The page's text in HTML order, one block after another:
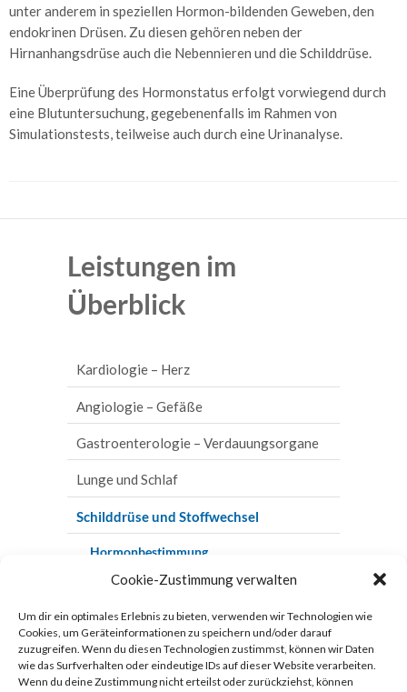
Cookie-Zustimmung verwalten
Um dir ein optimales Erlebnis zu bieten, verwenden wir Technologien wie
Cookies, um Geräteinformationen zu speichern und/oder darauf
zuzugreifen. Wenn du diesen Technologien zustimmst, können wir Daten
wie das Surfverhalten oder eindeutige IDs auf dieser Website verarbeiten.
Wenn du deine Zustimmung nicht erteilst oder zurückziehst, können
unter anderem in speziellen Hormon-bildenden Geweben, den
endokrinen Drüsen. Zu diesen gehören neben der
Hirnanhangsdrüse auch die Nebennieren und die Schilddrüse.
Eine Überprüfung des Hormonstatus erfolgt vorwiegend durch
eine Blutuntersuchung, gegebenenfalls im Rahmen von
Simulationstests, teilweise auch durch eine Urinanalyse.
Leistungen im
Überblick
Kardiologie – Herz
EKG, Langzeit-EKG und Eventrecording
Telemetrie und Homemonitoring
Belastungstests
Herz-Ultraschall
Herzschrittmacher
Kardio-MR
Herzkatheteruntersuchung
Angiologie – Gefäße
Arterienuntersuchungen
Venenuntersuchungen
Gastroenterologie – Verdauungsorgane
Sonographie/Duplex-Sonographie
Magenspiegelung
Darmspiegelung
Chromo-Endoskopie
Kapsel-Endoskopie
Enddarmspiegelung
Lunge und Schlaf
Bodyplethysmographie
Blutgasanalyse
Schlafmonitoring
Röntgen-Thorax
Spiroergometrie
Schilddrüse und Stoffwechsel
Hormonbestimmung
Sonographie der Schilddrüse
Vorsorge
Fort- und Weiterbildung
Herz-
Ultraschall
MR
Herzkatheteruntersuchung
Venenuntersuchungen
Gastroenterologie
Sonographie/Duplex-
Sonographie
Magenspiegelung
Darmspiegelung
Chromo-
Endoskopie
Endoskopie
Enddarmspiegelung
Polypektomie
&